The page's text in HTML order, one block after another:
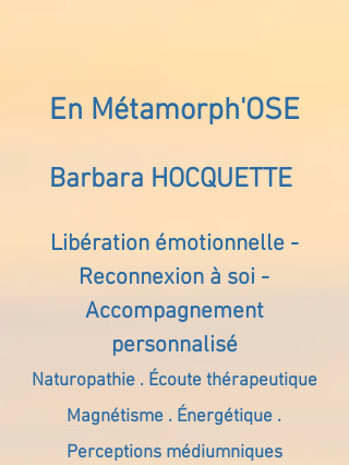
En Métamorph'OSE
Barbara HOCQUETTE
Libération émotionnelle -
Reconnexion à soi -
Accompagnement
personnalisé
Naturopathie . Écoute thérapeutique
Magnétisme . Énergétique .
Perceptions médiumniques